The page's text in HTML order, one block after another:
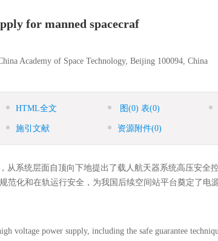
for manned spacecraf
Academy of Space Technology, Beijing 100094, China
HTML全文 图 (0) 表(0)
施引文献 资源附件(0)
从系统层面自顶向下地提出了载人航天器系统高压安全
化和在轨运行安全，为我国后续空间站平台奠定了电
voltage power supply, including the safe guarantee